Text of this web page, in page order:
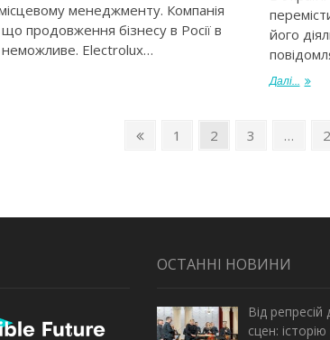
менеджменту. Компанія
продовження бізнесу в Росії в
неможливе. Electrolux…
його
Далі...
1 2 3 …
ОСТАННІ НОВИНИ
Від репресій
сцен: